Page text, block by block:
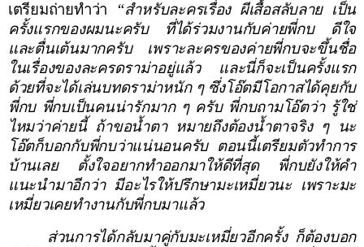
เตรียมถ่ายทำว่า
“สำหรับละครเรื่อง ผีเสื้อสลับลาย เป็น
ครั้งแรกของผมนะครับ ที่ได้ร่วมงานกับค่ายพี่กบ ดีใจ
และตื่นเต้นมากครับ เพราะละครของค่ายพี่กบจะขึ้นชื่อ
ในเรื่องของละครดราม่าอยู่แล้ว และนี่ก็จะเป็นครั้งแรก
ด้วยที่จะได้เล่นบทดราม่าหนัก ๆ ซึ่งโอ๊ตมีโอกาสได้คุยกับ
พี่กบ พี่กบเป็นคนน่ารักมาก ๆ ครับ พี่กบถามโอ๊ตว่า รู้ใช่
ไหมว่าค่ายนี้ ถ้าขอน้ำตา หมายถึงต้องน้ำตาจริง ๆ นะ
โอ๊ตก็บอกกับพี่กบว่าแน่นอนครับ ตอนนี้เตรียมตัวทำการ
บ้านเลย ตั้งใจอยากทำออกมาให้ดีที่สุด พี่กบยังให้คำ
แนะนำมาอีกว่า มีอะไรให้ปรึกษามะเหมี่ยวนะ เพราะมะ
เหมี่ยวเคยทำงานกับพี่กบมาแล้ว
ส่วนการได้กลับมาคู่กับมะเหมี่ยวอีกครั้ง ก็ต้องบอก